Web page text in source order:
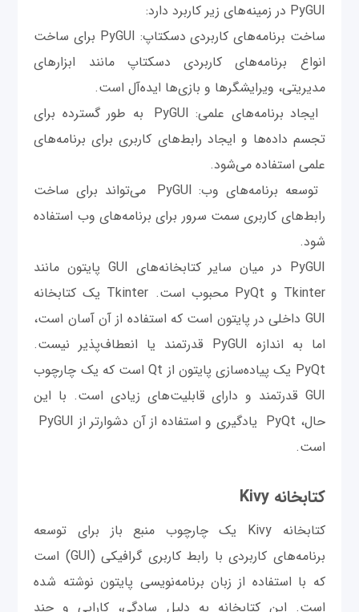
PyGUI در زمینه‌های زیر کاربرد دارد:
ساخت برنامه‌های کاربردی دسکتاپ: PyGUI برای ساخت
انواع برنامه‌های کاربردی دسکتاپ مانند ابزارهای
مدیریتی، ویرایشگرها و بازی‌ها ایده‌آل است.
ایجاد برنامه‌های علمی: PyGUI به طور گسترده برای
تجسم داده‌ها و ایجاد رابط‌های کاربری برای برنامه‌های
علمی استفاده می‌شود.
توسعه برنامه‌های وب: PyGUI می‌تواند برای ساخت
رابط‌های کاربری سمت سرور برای برنامه‌های وب استفاده
شود.
PyGUI در میان سایر کتابخانه‌های GUI پایتون مانند
Tkinter و PyQt محبوب است. Tkinter یک کتابخانه
GUI داخلی در پایتون است که استفاده از آن آسان است،
اما به اندازه PyGUI قدرتمند یا انعطاف‌پذیر نیست.
PyQt یک پیاده‌سازی پایتون از Qt است که یک چارچوب
GUI قدرتمند و دارای قابلیت‌های زیادی است. با این
است.
کتابخانه Kivy
کتابخانه Kivy یک چارچوب منبع باز برای توسعه
برنامه‌های کاربردی با رابط کاربری گرافیکی (GUI) است
که با استفاده از زبان برنامه‌نویسی پایتون نوشته شده
است. این کتابخانه به دلیل سادگی، کارایی و چند